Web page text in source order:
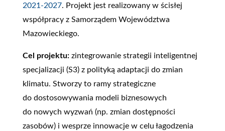
2021-2027. Projekt jest realizowany w ścisłej
współpracy z Samorządem Województwa
Mazowieckiego.
Cel projektu:zintegrowanie strategii inteligentnej
specjalizacji (S3) z polityką adaptacji do zmian
klimatu. Stworzy to ramy strategiczne
do dostosowywania modeli biznesowych
do nowych wyzwań (np. zmian dostępności
zasobów) i wesprze innowacje w celu łagodzenia